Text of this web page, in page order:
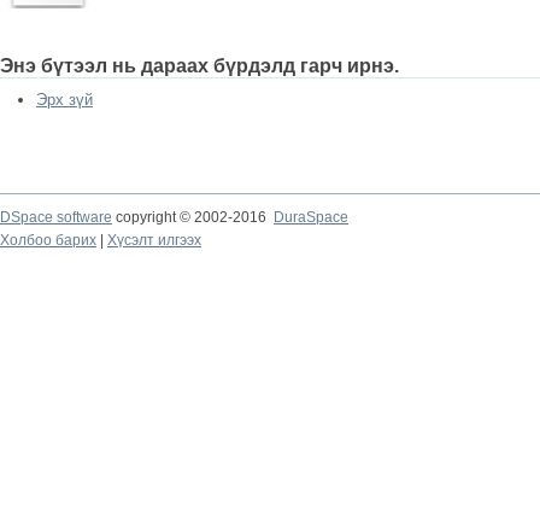
Энэ бүтээл нь дараах бүрдэлд гарч ирнэ.
Эрх зүй
DSpace software copyright © 2002-2016
DuraSpace
Холбоо барих
Хүсэлт илгээх